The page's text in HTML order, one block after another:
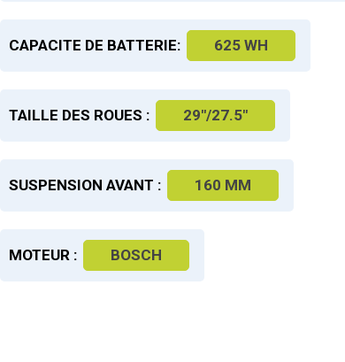
CAPACITE DE BATTERIE: 625 WH
TAILLE DES ROUES : 29"/27.5"
SUSPENSION AVANT : 160 MM
MOTEUR : BOSCH